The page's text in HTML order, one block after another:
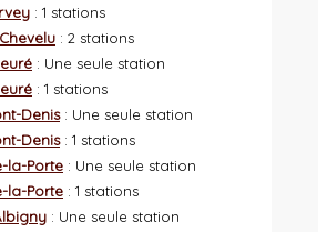
: 1 stations
: 2 stations
: Une seule station
: 1 stations
Denis: Une seule station
Denis: 1 stations
la-Porte : Une seule station
la-Porte : 1 stations
: Une seule station